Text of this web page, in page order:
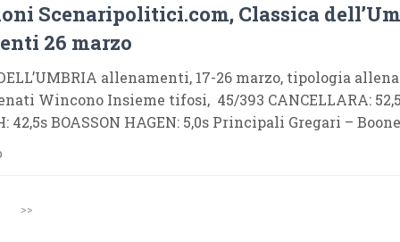
Scenaripolitici.com, Classica
26 marzo
allenamenti, 17-26 marzo, tipologia
Wincono Insieme tifosi, 45/393 CANCELLARA:
42,5s BOASSON HAGEN: 5,0s Principali Gregari –
>>